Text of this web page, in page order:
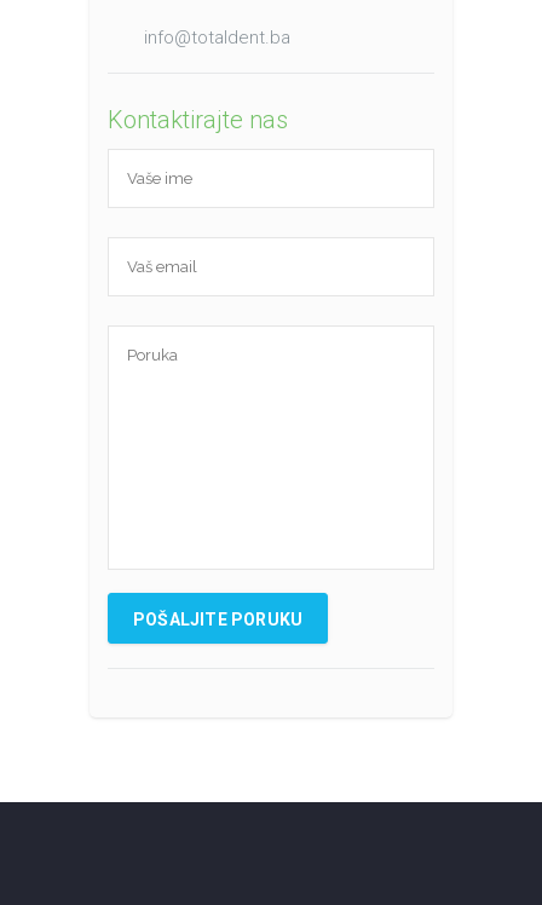
info@totaldent.ba
Kontaktirajte nas